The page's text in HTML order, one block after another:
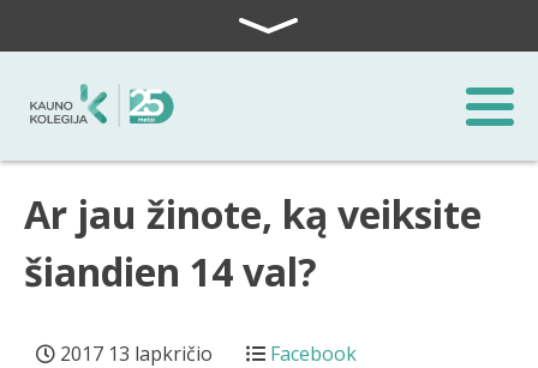
Ar jau žinote, ką veiksite
šiandien 14 val?
2017 13 lapkričio Facebook